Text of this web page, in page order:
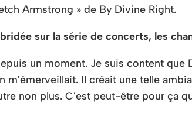
Armstrong » de By Divine Right.
sur la série de concerts, les
un moment. Je suis content
m'émerveillait. Il créait une telle
non plus. C'est peut-être pour ça